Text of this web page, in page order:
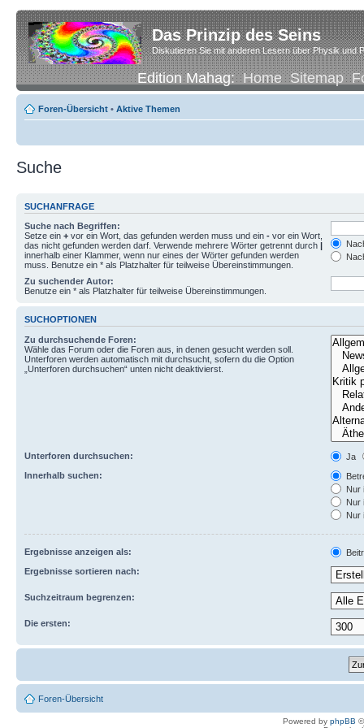
Das Prinzip des Seins
Diskutieren Sie mit anderen Lesern über Physik und
Edition Mahag:Home Sitemap
Foren-Übersicht • Aktive Themen
Suche
SUCHANFRAGE
Suche nach Begriffen:
Setze ein + vor ein Wort, das gefunden werden muss und ein - vor ein Wort,
das nicht gefunden werden darf. Verwende mehrere Wörter getrennt durch |
innerhalb einer Klammer, wenn nur eines der Wörter gefunden werden
muss. Benutze ein * als Platzhalter für teilweise Übereinstimmungen.
Zu suchender Autor:
Benutze ein * als Platzhalter für teilweise Übereinstimmungen.
SUCHOPTIONEN
Zu durchsuchende Foren:
Wähle das Forum oder die Foren aus, in denen gesucht werden soll.
Unterforen werden automatisch mit durchsucht, sofern du die Option
„Unterforen durchsuchen“ unten nicht deaktivierst.
Unterforen durchsuchen:
Ja
Innerhalb suchen:
Nur
Nur
Nur
Ergebnisse anzeigen als:
Ergebnisse sortieren nach:
Suchzeitraum begrenzen:
Die ersten:
Foren-Übersicht
Powered by phpBB